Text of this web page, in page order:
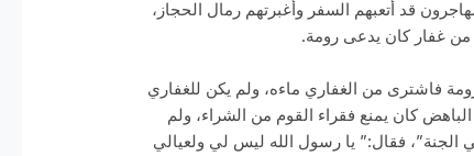
قد أتعبهم السفر وأغبرتهم رمال الحجاز،
من غفار كان يدعى رومة.
فاشترى من الغفاري ماءه، ولم يكن للغفاري
كان يمنع فقراء القوم من الشراء، ولم
الجنة”، فقال:” يا رسول الله ليس لي ولعيالي